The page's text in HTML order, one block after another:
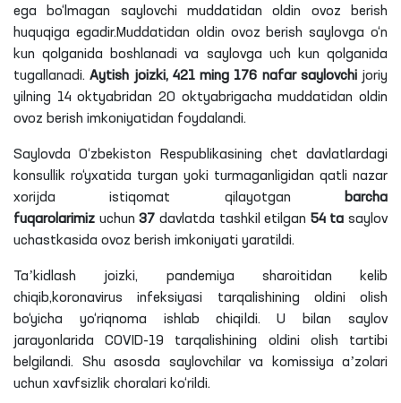
ega bo‘lmagan saylovchi muddatidan oldin ovoz berish
huquqiga egadir.Muddatidan oldin ovoz berish saylovga o‘n
kun qolganida boshlanadi va saylovga uch kun qolganida
tugallanadi.Aytish joizki, 421 ming 176 nafar saylovchi joriy
yilning 14 oktyabridan 20 oktyabrigacha muddatidan oldin
ovoz berish imkoniyatidan foydalandi.
Saylovda O‘zbekiston Respublikasining chet davlatlardagi
konsullik ro‘yxatida turgan yoki turmaganligidan qatli nazar
xorijda istiqomat qilayotgan
barcha
fuqarolarimiz uchun37 davlatda tashkil etilgan 54 ta saylov
uchastkasida ovoz berish imkoniyati yaratildi.
Taʼkidlash joizki, pandemiya sharoitidan kelib
chiqib,koronavirus infeksiyasi tarqalishining oldini olish
bo‘yicha yo‘riqnoma ishlab chiqildi. U bilan saylov
jarayonlarida COVID-19 tarqalishining oldini olish tartibi
belgilandi. Shu asosda saylovchilar va komissiya aʼzolari
uchun xavfsizlik choralari ko‘rildi.